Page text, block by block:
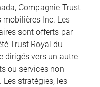
Compagnie Trust
mobilières Inc. Les
sont offerts par
Trust Royal du
dirigés vers un autre
ou services non
Les stratégies, les